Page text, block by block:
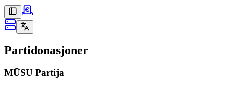
Partidonasjoner
MŪSU Partija